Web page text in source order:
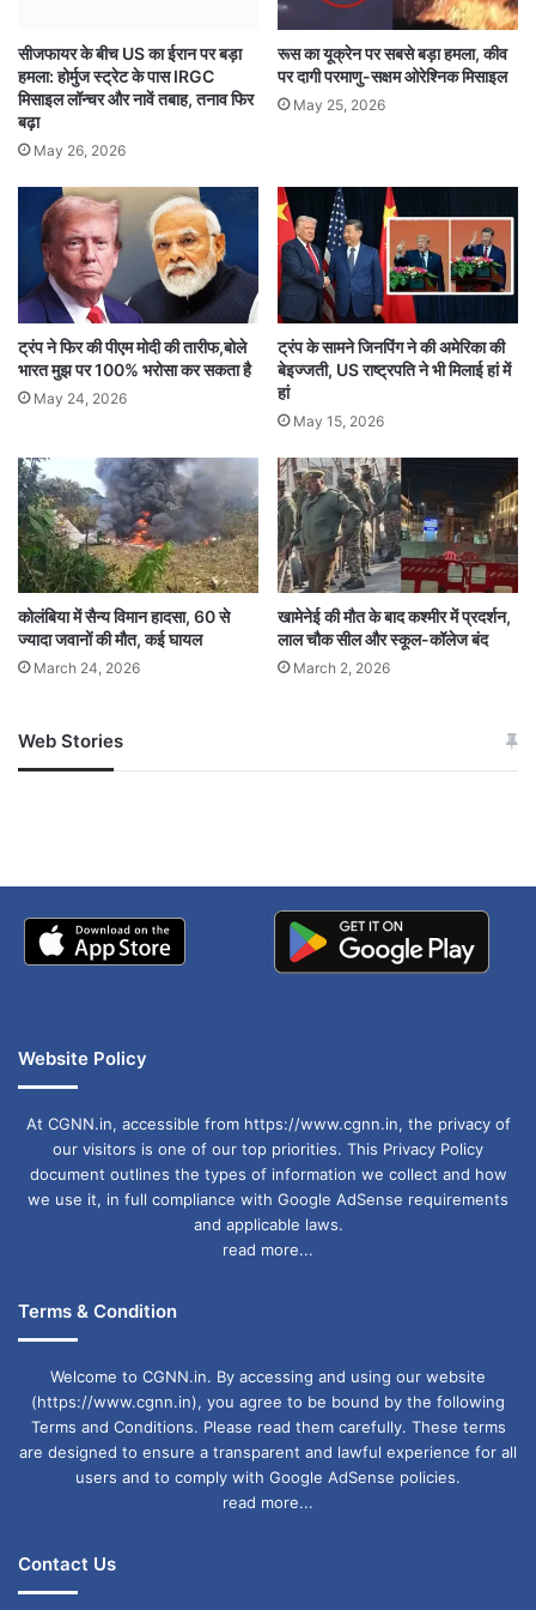
Brahmaputra river China will build a dam
India expressed concern चीन बनाएगा बांध
जताई चिंता ब्रह्मपुत्र नदी भारत ने
सीजफायर के बीच US का ईरान पर बड़ा
हमला: होर्मुज स्ट्रेट के पास IRGC
मिसाइल लॉन्चर और नावें तबाह, तनाव फिर
बढ़ा
May 26, 2026
रूस का यूक्रेन पर सबसे बड़ा हमला, कीव
पर दागी परमाणु-सक्षम ओरेश्निक मिसाइल
May 25, 2026
ट्रंप ने फिर की पीएम मोदी की तारीफ,बोले
भारत मुझ पर 100% भरोसा कर सकता है
May 24, 2026
ट्रंप के सामने जिनपिंग ने की अमेरिका की
बेइज्जती, US राष्ट्रपति ने भी मिलाई हां में
हां
May 15, 2026
कोलंबिया में सैन्य विमान हादसा, 60 से
ज्यादा जवानों की मौत, कई घायल
March 24, 2026
खामेनेई की मौत के बाद कश्मीर में प्रदर्शन,
लाल चौक सील और स्कूल-कॉलेज बंद
March 2, 2026
Web Stories
जम्मू-कश्मीर में बारिश से
अपडेट
खाई में धक्का… आरोपियों ने
Website Policy
At CGNN.in, accessible from https://www.cgnn.in, the privacy of
our visitors is one of our top priorities. This Privacy Policy
document outlines the types of information we collect and how
we use it, in full compliance with Google AdSense requirements
and applicable laws.
read more...
Terms & Condition
Welcome to CGNN.in. By accessing and using our website
(https://www.cgnn.in), you agree to be bound by the following
Terms and Conditions. Please read them carefully. These terms
are designed to ensure a transparent and lawful experience for all
users and to comply with Google AdSense policies.
read more...
Contact Us